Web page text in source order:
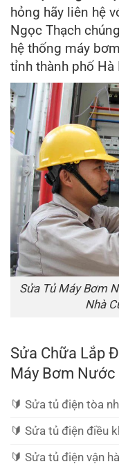
hỏng hãy liên hệ
Ngọc Thạch
hệ thống máy
tỉnh thành phố
Sửa Tủ Máy Bơm
Nhà
Sửa Chữa Lắp
Máy Bơm Nước
🔰️ Sửa tủ điện tòa
🔰️ Sửa tủ điện điều
🔰️ Sửa tủ điện vận